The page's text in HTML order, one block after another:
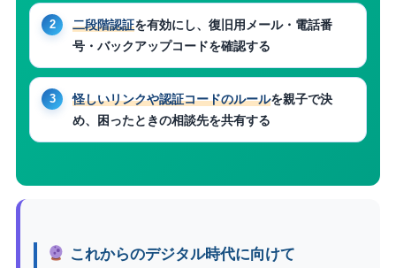
二段階認証を有効にし、復旧用メール・電話番
号・バックアップコードを確認する
怪しいリンクや認証コードのルールを親子で決
め、困ったときの相談先を共有する
これからのデジタル時代に向けて